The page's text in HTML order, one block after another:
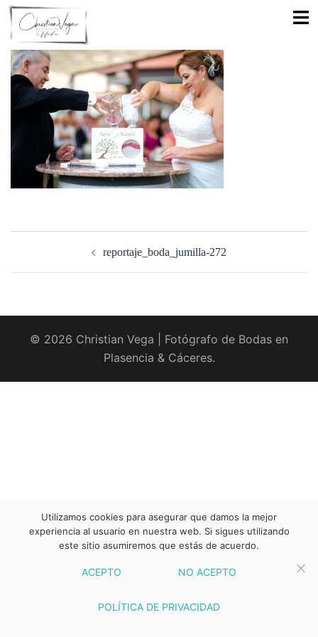
Saltar
contenido
reportaje_boda_jumilla-272
© 2026 Christian Vega | Fotógrafo de Bodas en
Plasencia & Cáceres.
Utilizamos cookies para asegurar que damos la mejor
experiencia al usuario en nuestra web. Si sigues utilizando
este sitio asumiremos que estás de acuerdo.
ACEPTO NO ACEPTO
POLÍTICA DE PRIVACIDAD